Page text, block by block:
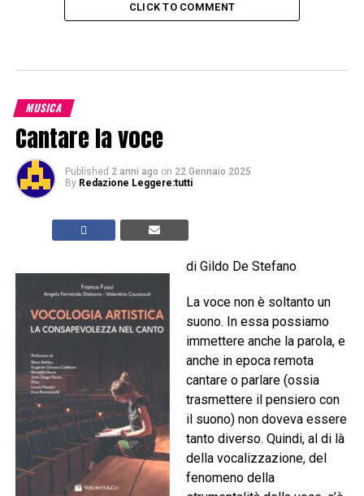
CLICK TO COMMENT
MUSICA
Cantare la voce
Published 2 anni ago on 22 Gennaio 2025
By Redazione Leggere:tutti
di Gildo De Stefano
La voce non è soltanto un
suono. In essa possiamo
immettere anche la parola, e
anche in epoca remota
cantare o parlare (ossia
trasmettere il pensiero con
il suono) non doveva essere
tanto diverso. Quindi, al di là
della vocalizzazione, del
fenomeno della